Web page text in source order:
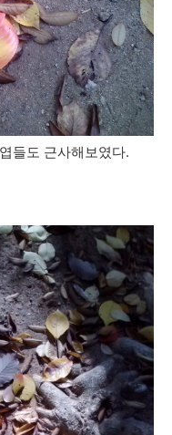
들도 근사해보였다.